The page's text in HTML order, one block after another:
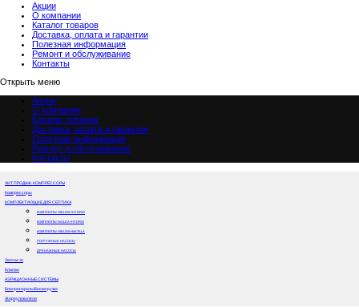
Акции
О компании
Каталог товаров
Доставка, оплата и гарантии
Полезная информация
Ремонт и обслуживание
Контакты
Открыть меню
Акции
О компании
Каталог товаров
Доставка, оплата и гарантии
Полезная информация
Ремонт и обслуживание
Контакты
ХИТ ПРОДАЖ: КОМПРЕССОРЫ
Компрессоры
КОМПЛЕКТУЮЩИЕ ДЛЯ СЕПТИКА
КОМПЛЕКТЫ HIBLOW+HYDRIG
КОМПЛЕКТЫ HAILEA+HYDRIG
КОМПЛЕКТЫ HIBLOW+MATALA
ПОГРУЖНЫЕ НАСОСЫ
ДРЕНАЖНЫЕ НАСОСЫ
Запчасти
Клапан
АЭРАЦИОННЫЕ СИСТЕМЫ
Биопрепараты/Биозагрузка
Жироуловители